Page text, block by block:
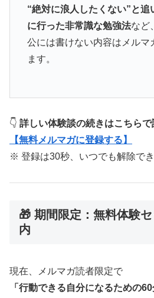
“絶対に浪人したくない”と追
に行った非常識な勉強法など、
公には書けない内容はメルマ
ます。
👇 詳しい体験談の続きはこちらで
【無料メルマガに登録する】
※ 登録は30秒、いつでも解除でき
🎁 期間限定：無料体験
内
現在、メルマガ読者限定で
「行動できる自分になるための